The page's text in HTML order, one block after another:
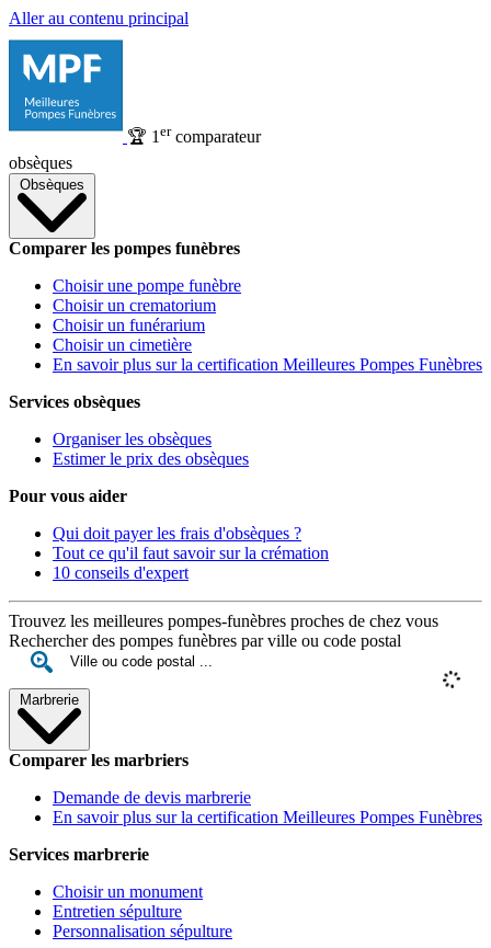
Aller au contenu principal
🏆 1 ercomparateur
obsèques
Obsèques
Comparer les pompes funèbres
Choisir une pompe funèbre
Choisir un crematorium
Choisir un funérarium
Choisir un cimetière
En savoir plus sur la certification Meilleures Pompes Funèbres
Services obsèques
Organiser les obsèques
Estimer le prix des obsèques
Pour vous aider
Qui doit payer les frais d'obsèques ?
Tout ce qu'il faut savoir sur la crémation
10 conseils d'expert
Trouvez les meilleures pompes-funèbres proches de chez vous
Rechercher des pompes funèbres par ville ou code postal
Marbrerie
Comparer les marbriers
Demande de devis marbrerie
En savoir plus sur la certification Meilleures Pompes Funèbres
Services marbrerie
Choisir un monument
Entretien sépulture
Personnalisation sépulture